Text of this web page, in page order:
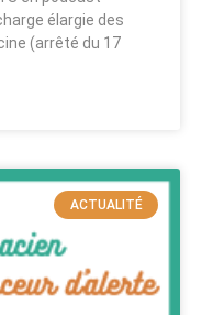
élargie des
(arrêté du 17
ACTUALITÉ